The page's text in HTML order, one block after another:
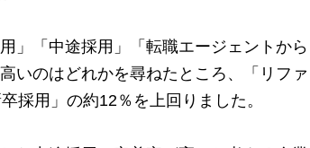
」「中途採用」「転職エージェントから
いのはどれかを尋ねたところ、「リファ
採用」の約12％を上回りました。